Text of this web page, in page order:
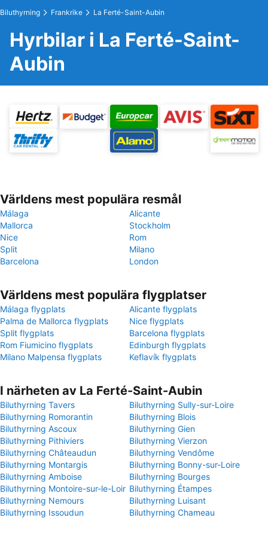
Biluthyrning Frankrike La Ferté-Saint-Aubin
Hyrbilar i La Ferté-Saint-
Aubin
Världens mest populära resmål
Málaga
Alicante
Mallorca
Stockholm
Nice
Rom
Split
Milano
Barcelona
London
Världens mest populära flygplatser
Málaga flygplats
Alicante flygplats
Palma de Mallorca flygplats
Nice flygplats
Split flygplats
Barcelona flygplats
Rom Fiumicino flygplats
Edinburgh flygplats
Milano Malpensa flygplats
Keflavík flygplats
I närheten av La Ferté-Saint-Aubin
Biluthyrning Tavers
Biluthyrning Sully-sur-Loire
Biluthyrning Romorantin
Biluthyrning Blois
Biluthyrning Ascoux
Biluthyrning Gien
Biluthyrning Pithiviers
Biluthyrning Vierzon
Biluthyrning Châteaudun
Biluthyrning Vendôme
Biluthyrning Montargis
Biluthyrning Bonny-sur-Loire
Biluthyrning Amboise
Biluthyrning Bourges
Biluthyrning Montoire-sur-le-Loir Biluthyrning Étampes
Biluthyrning Nemours
Biluthyrning Luisant
Biluthyrning Issoudun
Biluthyrning Chameau